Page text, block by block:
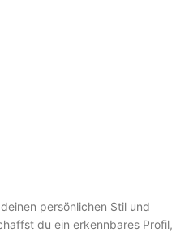
persönlichen Stil und
du ein erkennbares Profil,